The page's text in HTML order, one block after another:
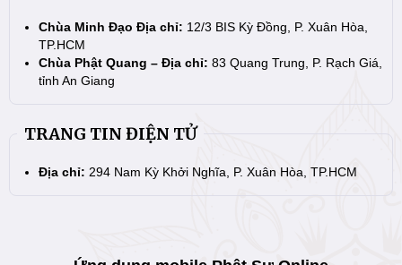
Chùa Minh Đạo Địa chỉ: 12/3 BIS Kỳ Đồng, P. Xuân Hòa,
TP.HCM
Chùa Phật Quang – Địa chỉ: 83 Quang Trung, P. Rạch Giá,
tỉnh An Giang
TRANG TIN ĐIỆN TỬ
Địa chỉ: 294 Nam Kỳ Khởi Nghĩa, P. Xuân Hòa, TP.HCM